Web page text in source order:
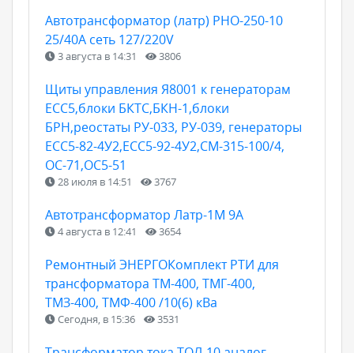
Автотрансформатор (латр) РНО-250-10
25/40А сеть 127/220V
3 августа в 14:31 3806
Щиты управления Я8001 к генераторам
ЕСС5,блоки БКТС,БКН-1,блоки
БРН,реостаты РУ-033, РУ-039, генераторы
ЕСС5-82-4У2,ЕСС5-92-4У2,СМ-315-100/4,
ОС-71,ОС5-51
28 июля в 14:51 3767
Автотрансформатор Латр-1М 9А
4 августа в 12:41 3654
Ремонтный ЭНЕРГОКомплект РТИ для
трансформатора ТМ-400, ТМГ-400,
ТМЗ-400, ТМФ-400 /10(6) кВа
Сегодня, в 15:36 3531